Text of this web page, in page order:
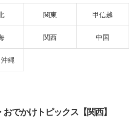
関東 甲信越
関西 中国
縄
でかけトピックス【関西】